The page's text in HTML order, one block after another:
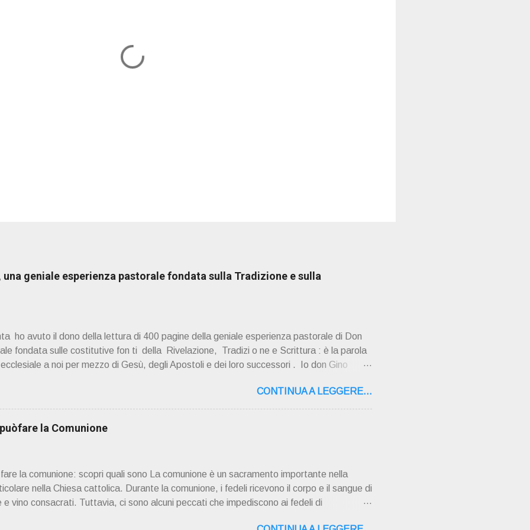
una geniale esperienza pastorale fondata sulla Tradizione e sulla
ho avuto il dono della lettura di 400 pagine della geniale esperienza pastorale di Don
fondata sulle costitutive fon ti della Rivelazione, Tradizi o ne e Scrittura : è la parola
a noi per mezzo di Gesù, degli Apostoli e dei loro successori . Io don Gino
Del suo volume " ERO "CURATO" …ora son "da curare" pubblico la sua "
Boninsegna , per ordinazioni Via San Giovanni Pupatoro,16 – 37134 Verona Tel.
8824 PRESENTAZIONE R icordo che qualche secolo fa … "secolo" fa, da giovane
libro di Georges Bernanos , " DIARIO DI UN CURATO DI CAMPAGNA ". È ispira...
CONTINUA A LEGGERE...
la Comunione
la comunione: scopri quali sono La comunione è un sacramento importante nella
nella Chiesa cattolica. Durante la comunione, i fedeli ricevono il corpo e il sangue di
vino consacrati. Tuttavia, ci sono alcuni peccati che impediscono ai fedeli di